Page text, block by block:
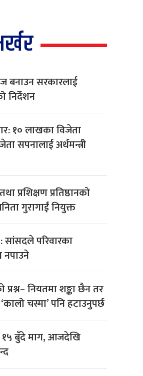
बनाउन सरकारलाई
निर्देशन
१० लाखका विजेता
सपनालाई अर्थमन्त्री
प्रशिक्षण प्रतिष्ठानको
गुरागाईं नियुक्त
सांसदले परिवारका
नपाउने
नियतमा शङ्का छैन तर
चस्मा’ पनि हटाउनुपर्छ
१५ बुँदे माग, आजदेखि